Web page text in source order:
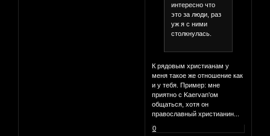
интересно что
это за люди, раз
уж я с ними
столкнулась.
К рядовым христианам у
меня такое же отношение как
и у тебя. Пример: мне
приятно с Kaervan'ом
общаться, хотя он
православный христианин...
0